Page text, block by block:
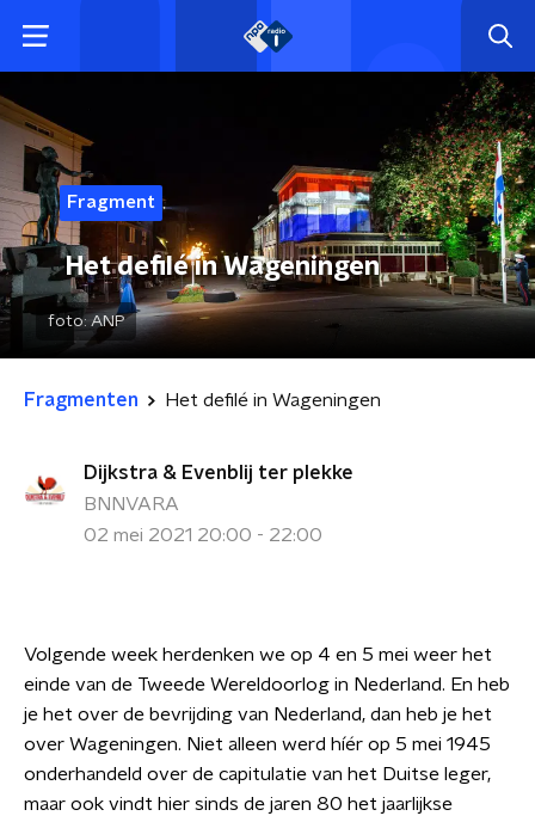
Fragment
Het defilé in Wageningen
foto: ANP
Fragmenten Het defilé in Wageningen
Dijkstra & Evenblij ter plekke
BNNVARA
02 mei 2021 20:00 - 22:00
Volgende week herdenken we op 4 en 5 mei weer het
einde van de Tweede Wereldoorlog in Nederland. En heb
je het over de bevrijding van Nederland, dan heb je het
over Wageningen. Niet alleen werd híér op 5 mei 1945
onderhandeld over de capitulatie van het Duitse leger,
maar ook vindt hier sinds de jaren 80 het jaarlijkse